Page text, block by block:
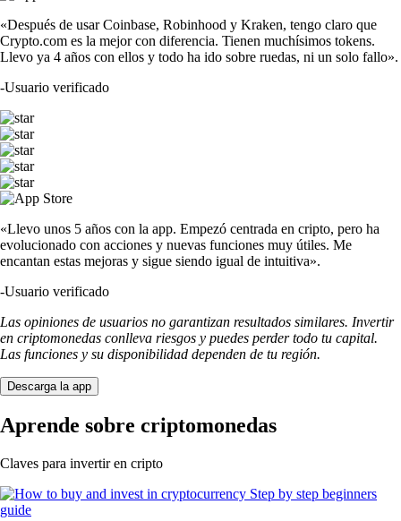
«Después de usar Coinbase, Robinhood y Kraken, tengo claro que
Crypto.com es la mejor con diferencia. Tienen muchísimos tokens.
Llevo ya 4 años con ellos y todo ha ido sobre ruedas, ni un solo fallo».
-Usuario verificado
«Llevo unos 5 años con la app. Empezó centrada en cripto, pero ha
evolucionado con acciones y nuevas funciones muy útiles. Me
encantan estas mejoras y sigue siendo igual de intuitiva».
-Usuario verificado
Las opiniones de usuarios no garantizan resultados similares. Invertir
en criptomonedas conlleva riesgos y puedes perder todo tu capital.
Las funciones y su disponibilidad dependen de tu región.
Descarga la app
Aprende sobre criptomonedas
Claves para invertir en cripto